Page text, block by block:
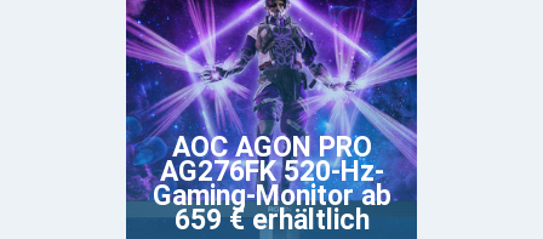
AOC AGON PRO
AG276FK 520-Hz-
Gaming-Monitor ab
659 € erhältlich